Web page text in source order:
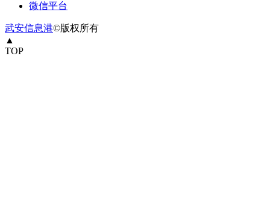
微信平台
武安信息港©版权所有
▲
TOP